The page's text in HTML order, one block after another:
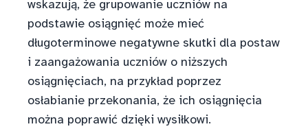
wskazują, że grupowanie uczniów na
podstawie osiągnięć może mieć
długoterminowe negatywne skutki dla postaw
i zaangażowania uczniów o niższych
osiągnięciach, na przykład poprzez
osłabianie przekonania, że ich osiągnięcia
można poprawić dzięki wysiłkowi.